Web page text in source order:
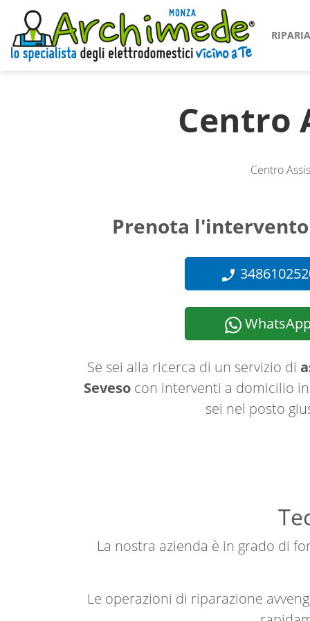
Centro
Centro
Prenota
Se sei alla ricerca di un servizio di
Seveso con interventi a domicilio
sei nel posto
La nostra azienda è in grado di
Le operazioni di riparazione